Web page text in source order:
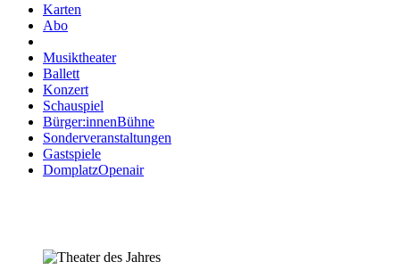
Karten
Abo
Musiktheater
Ballett
Konzert
Schauspiel
Bürger:innenBühne
Sonderveranstaltungen
Gastspiele
DomplatzOpenair